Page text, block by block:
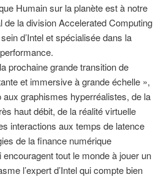
Humain sur la planète est à notre
la division Accelerated Computing
d’Intel et spécialisée dans la
prochaine grande transition de
et immersive à grande échelle »,
graphismes hyperréalistes, de la
haut débit, de la réalité virtuelle
interactions aux temps de latence
de la finance numérique
tout le monde à jouer un
l’expert d’Intel qui compte bien